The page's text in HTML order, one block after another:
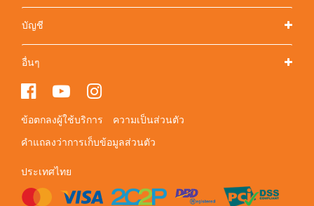
บัญชี
อื่นๆ
ข้อตกลงผู้ใช้บริการ
ความเป็นส่วนตัว
คำแถลงว่าการเก็บข้อมูลส่วนตัว
ประเทศไทย